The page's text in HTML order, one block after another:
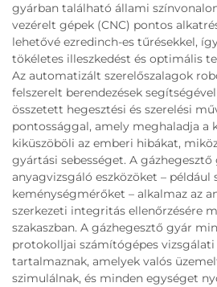
gyárban található állami
vezérelt gépek (CNC) pontos
lehetővé ezredinch-es tűrésekkel,
tökéletes illeszkedést és optimális
Az automatizált szerelőszalagok
felszerelt berendezések
összetett hegesztési és szerelési
pontossággal, amely meghaladja a
kiküszöböli az emberi hibákat,
gyártási sebességet. A
anyagvizsgáló eszközöket –
keménységmérőket – alkalmaz az
szerkezeti integritás ellenőrzésére
szakaszban. A gázhegesztő gyár
protokolljai számítógépes vizsgálati
tartalmaznak, amelyek valós
szimulálnak, és minden egységet